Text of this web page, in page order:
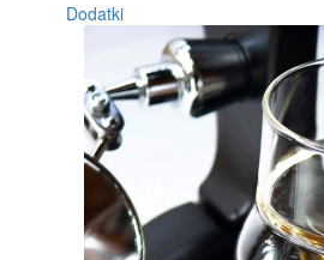
Dodatki